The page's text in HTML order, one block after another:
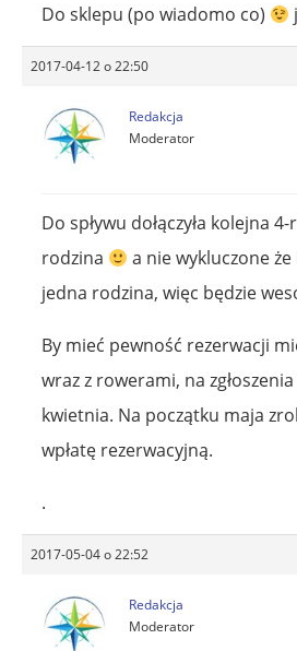
Do sklepu (po wiadomo co)
2017-04-12 o 22:50
Redakcja
Moderator
Do spływu dołączyła kolejna
rodzina
a nie wykluczone że
jedna rodzina, więc będzie
By mieć pewność rezerwacji
wraz z rowerami, na
kwietnia. Na początku maja
wpłatę rezerwacyjną.
.
2017-05-04 o 22:52
Redakcja
Moderator